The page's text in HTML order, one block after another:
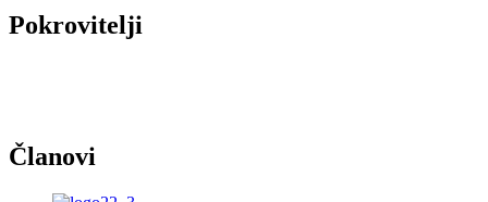
Pokrovitelji
Članovi